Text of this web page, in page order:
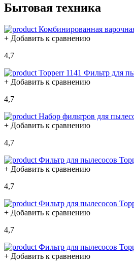
Бытовая техника
Комбинированная
+ Добавить к сравнению
4,7
Topperr 1141 Фильтр для
+ Добавить к сравнению
4,7
Набор фильтров для
+ Добавить к сравнению
4,7
Фильтр для пылесосов
+ Добавить к сравнению
4,7
Фильтр для пылесосов
+ Добавить к сравнению
4,7
Фильтр для пылесосов
+ Добавить к сравнению